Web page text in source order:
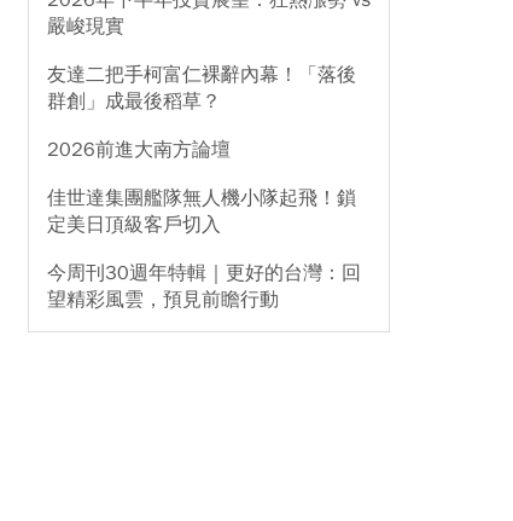
嚴峻現實
友達二把手柯富仁裸辭內幕！「落後
群創」成最後稻草？
2026前進大南方論壇
佳世達集團艦隊無人機小隊起飛！鎖
定美日頂級客戶切入
今周刊30週年特輯｜更好的台灣：回
望精彩風雲，預見前瞻行動